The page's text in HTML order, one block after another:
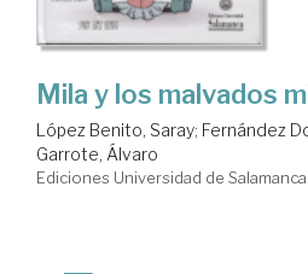
Mila y los malvados
López Benito, Saray; Fernández
Garrote, Álvaro
Ediciones Universidad de